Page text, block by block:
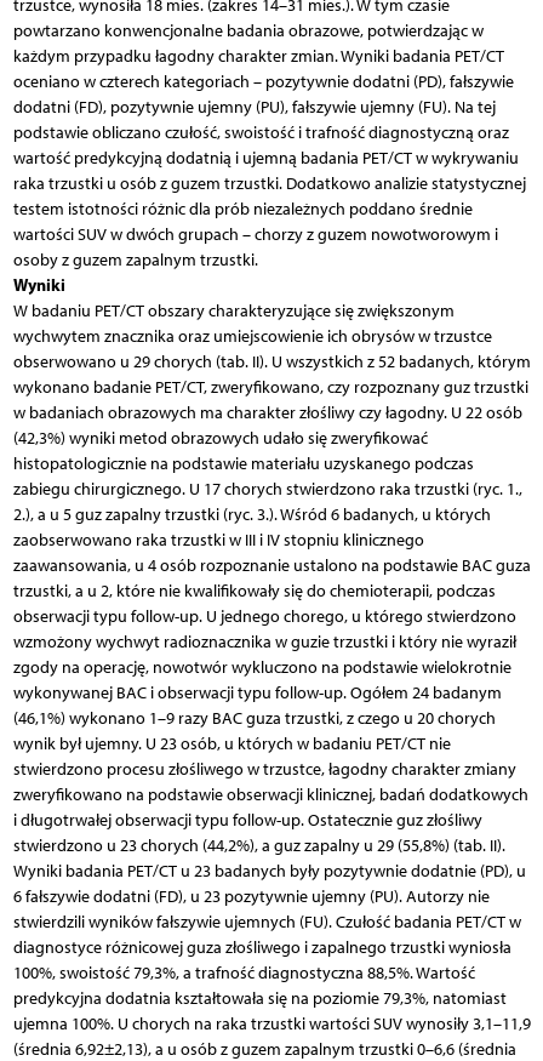
trzustce, wynosiła 18 mies. (zakres 14–31 mies.). W tym czasie
powtarzano konwencjonalne badania obrazowe, potwierdzając w
każdym przypadku łagodny charakter zmian. Wyniki badania PET/CT
oceniano w czterech kategoriach – pozytywnie dodatni (PD), fałszywie
dodatni (FD), pozytywnie ujemny (PU), fałszywie ujemny (FU). Na tej
podstawie obliczano czułość, swoistość i trafność diagnostyczną oraz
wartość predykcyjną dodatnią i ujemną badania PET/CT w wykrywaniu
raka trzustki u osób z guzem trzustki. Dodatkowo analizie statystycznej
testem istotności różnic dla prób niezależnych poddano średnie
wartości SUV w dwóch grupach – chorzy z guzem nowotworowym i
osoby z guzem zapalnym trzustki.
Wyniki
W badaniu PET/CT obszary charakteryzujące się zwiększonym
wychwytem znacznika oraz umiejscowienie ich obrysów w trzustce
obserwowano u 29 chorych (tab. II). U wszystkich z 52 badanych, którym
wykonano badanie PET/CT, zweryfikowano, czy rozpoznany guz trzustki
w badaniach obrazowych ma charakter złośliwy czy łagodny. U 22 osób
(42,3%) wyniki metod obrazowych udało się zweryfikować
histopatologicznie na podstawie materiału uzyskanego podczas
zabiegu chirurgicznego. U 17 chorych stwierdzono raka trzustki (ryc. 1.,
2.), a u 5 guz zapalny trzustki (ryc. 3.). Wśród 6 badanych, u których
zaobserwowano raka trzustki w III i IV stopniu klinicznego
zaawansowania, u 4 osób rozpoznanie ustalono na podstawie BAC guza
trzustki, a u 2, które nie kwalifikowały się do chemioterapii, podczas
obserwacji typu follow-up. U jednego chorego, u którego stwierdzono
wzmożony wychwyt radioznacznika w guzie trzustki i który nie wyraził
zgody na operację, nowotwór wykluczono na podstawie wielokrotnie
wykonywanej BAC i obserwacji typu follow-up. Ogółem 24 badanym
(46,1%) wykonano 1–9 razy BAC guza trzustki, z czego u 20 chorych
wynik był ujemny. U 23 osób, u których w badaniu PET/CT nie
stwierdzono procesu złośliwego w trzustce, łagodny charakter zmiany
zweryfikowano na podstawie obserwacji klinicznej, badań dodatkowych
i długotrwałej obserwacji typu follow-up. Ostatecznie guz złośliwy
stwierdzono u 23 chorych (44,2%), a guz zapalny u 29 (55,8%) (tab. II).
Wyniki badania PET/CT u 23 badanych były pozytywnie dodatnie (PD), u
6 fałszywie dodatni (FD), u 23 pozytywnie ujemny (PU). Autorzy nie
stwierdzili wyników fałszywie ujemnych (FU). Czułość badania PET/CT w
diagnostyce różnicowej guza złośliwego i zapalnego trzustki wyniosła
100%, swoistość 79,3%, a trafność diagnostyczna 88,5%. Wartość
predykcyjna dodatnia kształtowała się na poziomie 79,3%, natomiast
ujemna 100%. U chorych na raka trzustki wartości SUV wynosiły 3,1–11,9
(średnia 6,92±2,13), a u osób z guzem zapalnym trzustki 0–6,6 (średnia